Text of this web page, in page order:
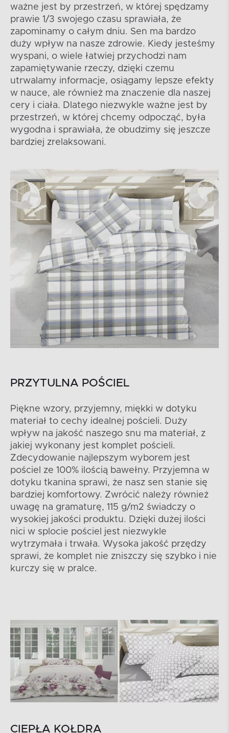
ważne jest by przestrzeń, w której spędzamy
prawie 1/3 swojego czasu sprawiała, że
zapominamy o całym dniu. Sen ma bardzo
duży wpływ na nasze zdrowie. Kiedy jesteśmy
wyspani, o wiele łatwiej przychodzi nam
zapamiętywanie rzeczy, dzięki czemu
utrwalamy informacje, osiągamy lepsze efekty
w nauce, ale również ma znaczenie dla naszej
cery i ciała. Dlatego niezwykle ważne jest by
przestrzeń, w której chcemy odpocząć, była
wygodna i sprawiała, że obudzimy się jeszcze
bardziej zrelaksowani.
PRZYTULNA POŚCIEL
Piękne wzory, przyjemny, miękki w dotyku
materiał to cechy idealnej pościeli. Duży
wpływ na jakość naszego snu ma materiał, z
jakiej wykonany jest komplet pościeli.
Zdecydowanie najlepszym wyborem jest
pościel ze 100% ilością bawełny. Przyjemna w
dotyku tkanina sprawi, że nasz sen stanie się
bardziej komfortowy. Zwrócić należy również
uwagę na gramaturę, 115 g/m2 świadczy o
wysokiej jakości produktu. Dzięki dużej ilości
nici w splocie pościel jest niezwykle
wytrzymała i trwała. Wysoka jakość przędzy
sprawi, że komplet nie zniszczy się szybko i nie
kurczy się w pralce.
CIEPŁA KOŁDRA